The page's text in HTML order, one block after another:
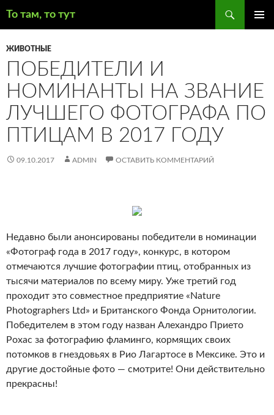
То там, то тут
СОДЕРЖИМОМУ
ЖИВОТНЫЕ
ПОБЕДИТЕЛИ И
НОМИНАНТЫ НА ЗВАНИЕ
ЛУЧШЕГО ФОТОГРАФА ПО
ПТИЦАМ В 2017 ГОДУ
09.10.2017 ADMIN ОСТАВИТЬ КОММЕНТАРИЙ
Недавно были анонсированы победители в номинации
«Фотограф года в 2017 году», конкурс, в котором
отмечаются лучшие фотографии птиц, отобранных из
тысячи материалов по всему миру. Уже третий год
проходит это совместное предприятие «Nature
Photographers Ltd» и Британского Фонда Орнитологии.
Победителем в этом году назван Алехандро Прието
Рохас за фотографию фламинго, кормящих своих
потомков в гнездовьях в Рио Лагартосе в Мексике. Это и
другие достойные фото — смотрите! Они действительно
прекрасны!